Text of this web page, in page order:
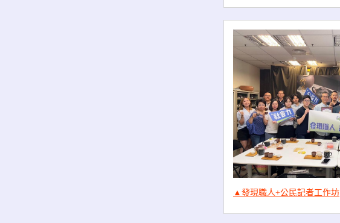
▲發現職人+公民記者工作坊